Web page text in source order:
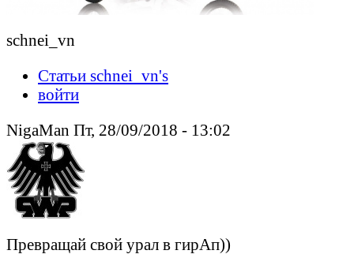
schnei_vn
Статьи schnei_vn's
войти
NigaMan Пт, 28/09/2018 - 13:02
Превращай свой урал в гирАп))